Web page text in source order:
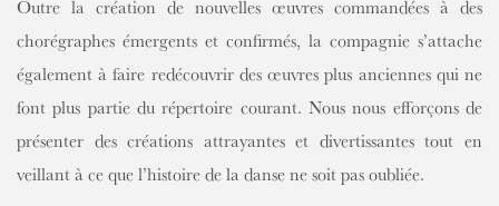
Outre la création de nouvelles œuvres commandées à des
chorégraphes émergents et confirmés, la compagnie s’attache
également à faire redécouvrir des œuvres plus anciennes qui ne
font plus partie du répertoire courant. Nous nous efforçons de
présenter des créations attrayantes et divertissantes tout en
veillant à ce que l’histoire de la danse ne soit pas oubliée.